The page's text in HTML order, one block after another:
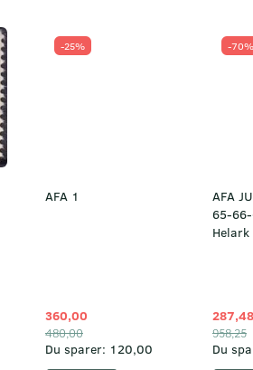
-25%
AFA 1
360,00
480,00
Du sparer: 120,00
-70%
AFA
65-
287,48
958,25
Du